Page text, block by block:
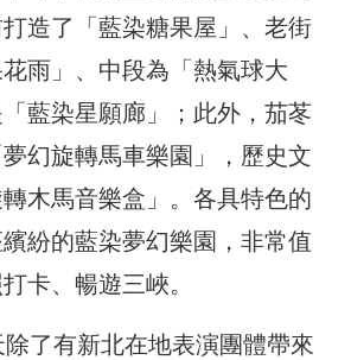
造了「藍染糖果屋」、老街
雨」、中段為「熱氣球大
藍染星願廊」；此外，茄苳
幻旋轉馬車樂園」，歷史文
木馬音樂盒」。各具特色的
紛的藍染夢幻樂園，非常值
卡、暢遊三峽。
了有新北在地表演團體帶來